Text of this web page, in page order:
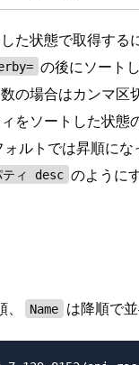
た状態で取得する
の後にソート
の場合はカンマ区
をソートした状態
ルトでは昇順に
ティ desc のように
Name は降順で